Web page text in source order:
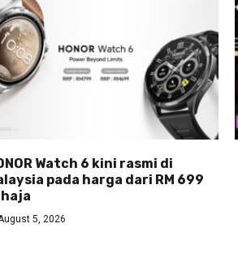
Watch 6 kini rasmi di
pada harga dari RM 699
5, 2026